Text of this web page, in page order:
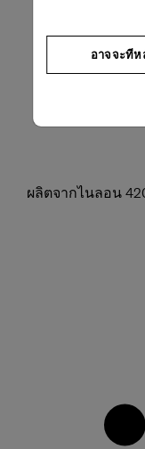
อาจจะทีห
ผลิตจากไนลอน